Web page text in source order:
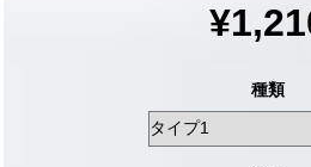
種類